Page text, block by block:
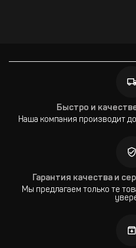
Быстро и
Наша компания производит
Гарантия качества и
Мы предлагаем только те